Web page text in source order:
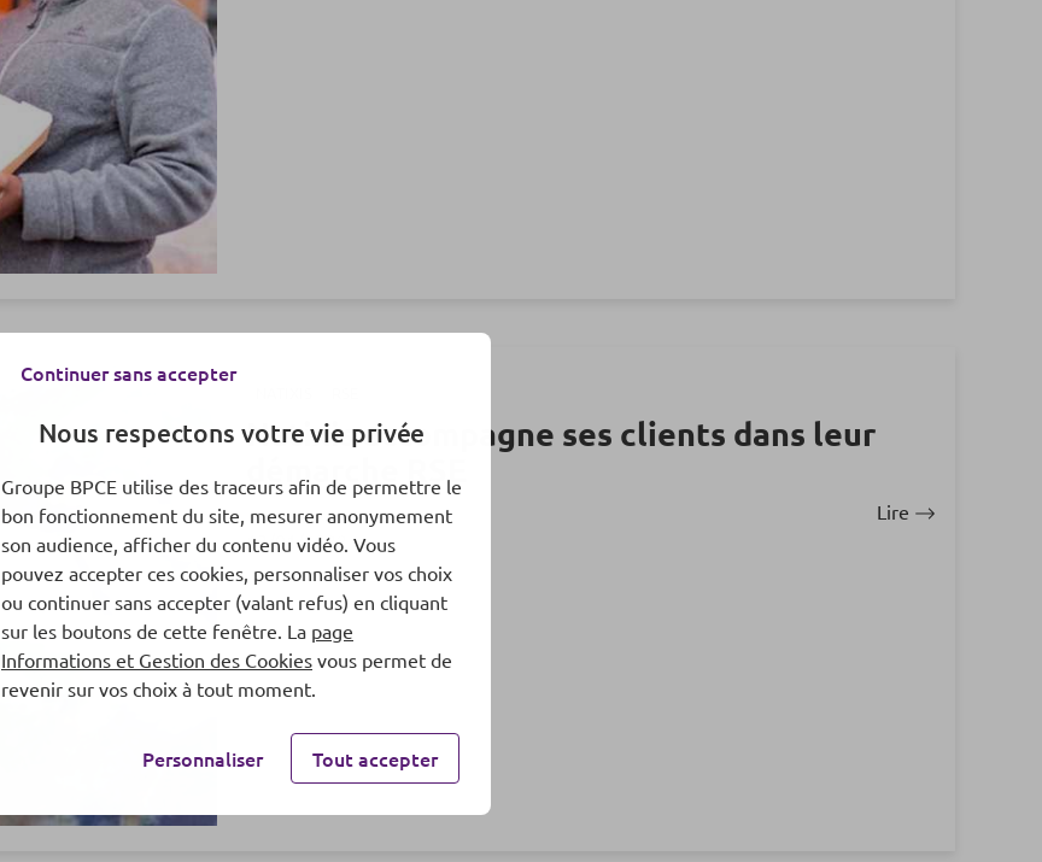
Natixis accompagne ses clients dans leur
13/01/2022
Lire
Continuer sans accepter
Nous respectons votre vie privée
Groupe BPCE utilise des traceurs afin de permettre le
bon fonctionnement du site, mesurer anonymement
son audience, afficher du contenu vidéo. Vous
pouvez accepter ces cookies, personnaliser vos choix
ou continuer sans accepter (valant refus) en cliquant
sur les boutons de cette fenêtre. La page
Informations et Gestion des Cookies vous permet de
revenir sur vos choix à tout moment.
Personnaliser Tout accepter